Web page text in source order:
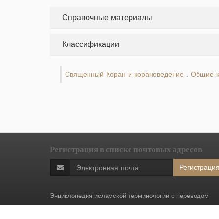
Справочные материалы
Классификации
Священный Коран и корановедение Общие
Регистрация в списке почтовых адресов
Регистрация
Энциклопедия исламской терминологии с переводом